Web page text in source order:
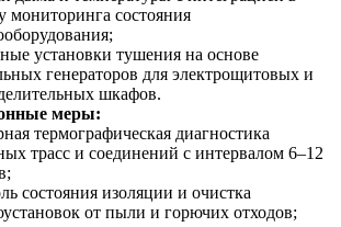
мониторинга состояния
установки тушения на основе
генераторов для электрощитовых и
шкафов.
меры:
термографическая диагностика
трасс и соединений с интервалом 6–12
состояния изоляции и очистка
от пыли и горючих отходов;